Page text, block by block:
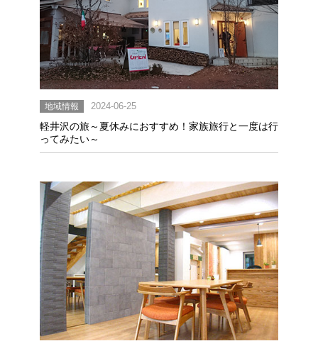
地域情報 2024-06-25
軽井沢の旅～夏休みにおすすめ！家族旅行と一度は行
ってみたい～